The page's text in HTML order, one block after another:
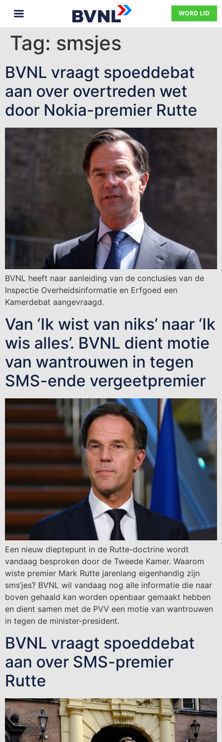
WORD LID
Tag: smsjes
BVNL vraagt spoeddebat
aan over overtreden wet
door Nokia-premier Rutte
BVNL heeft naar aanleiding van de conclusies van de
Inspectie Overheidsinformatie en Erfgoed een
Kamerdebat aangevraagd.
Van ‘Ik wist van niks’ naar ‘Ik
wis alles’. BVNL dient motie
van wantrouwen in tegen
SMS-ende vergeetpremier
Een nieuw dieptepunt in de Rutte-doctrine wordt
vandaag besproken door de Tweede Kamer. Waarom
wiste premier Mark Rutte jarenlang eigenhandig zijn
sms’jes? BVNL wil vandaag nog alle informatie die naar
boven gehaald kan worden openbaar gemaakt hebben
en dient samen met de PVV een motie van wantrouwen
in tegen de minister-president.
BVNL vraagt spoeddebat
aan over SMS-premier
Rutte